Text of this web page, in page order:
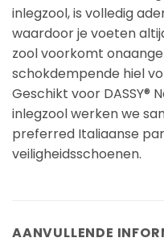
inlegzool, is volledig
waardoor je voeten
zool voorkomt
schokdempende hiel
Geschikt voor DASSY®
inlegzool werken we
preferred Italiaanse
veiligheidsschoenen.
AANVULLENDE